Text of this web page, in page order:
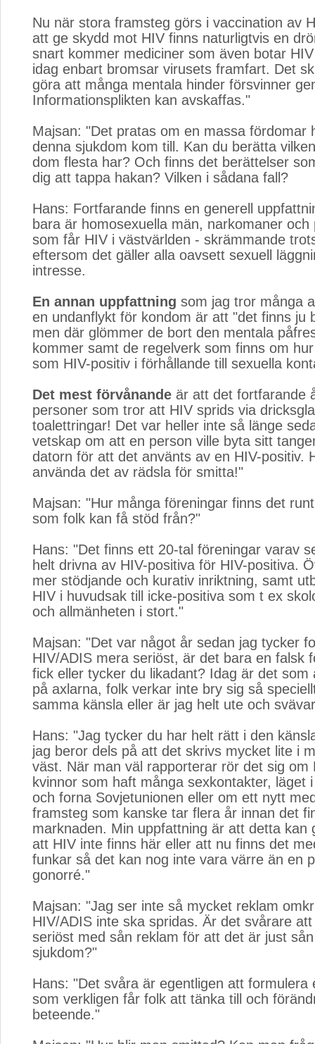
Nu när stora framsteg görs i vaccination av
att ge skydd mot HIV finns naturligtvis en
snart kommer mediciner som även botar
idag enbart bromsar virusets framfart. Det
göra att många mentala hinder försvinner
Informationsplikten kan avskaffas."
Majsan: "Det pratas om en massa fördomar
denna sjukdom kom till. Kan du berätta
dom flesta har? Och finns det berättelser
dig att tappa hakan? Vilken i sådana fall?
Hans: Fortfarande finns en generell
bara är homosexuella män, narkomaner och
som får HIV i västvärlden - skrämmande
eftersom det gäller alla oavsett sexuell
intresse.
En annan uppfattning som jag tror många
en undanflykt för kondom är att "det finns ju
men där glömmer de bort den mentala
kommer samt de regelverk som finns om
som HIV-positiv i förhållande till sexuella
Det mest förvånande är att det fortfarande
personer som tror att HIV sprids via
toalettringar! Det var heller inte så länge
vetskap om att en person ville byta sitt
datorn för att det använts av en HIV-positiv.
använda det av rädsla för smitta!"
Majsan: "Hur många föreningar finns det
som folk kan få stöd från?"
Hans: "Det finns ett 20-tal föreningar varav
helt drivna av HIV-positiva för HIV-positiva.
mer stödjande och kurativ inriktning, samt
HIV i huvudsak till icke-positiva som t ex
och allmänheten i stort."
Majsan: "Det var något år sedan jag tycker
HIV/ADIS mera seriöst, är det bara en falsk
fick eller tycker du likadant? Idag är det som
på axlarna, folk verkar inte bry sig så
samma känsla eller är jag helt ute och
Hans: "Jag tycker du har helt rätt i den
jag beror dels på att det skrivs mycket lite i
väst. När man väl rapporterar rör det sig om
kvinnor som haft många sexkontakter, läget
och forna Sovjetunionen eller om ett nytt
framsteg som kanske tar flera år innan det
marknaden. Min uppfattning är att detta kan
att HIV inte finns här eller att nu finns det
funkar så det kan nog inte vara värre än en
gonorré."
Majsan: "Jag ser inte så mycket reklam
HIV/ADIS inte ska spridas. Är det svårare
seriöst med sån reklam för att det är just
sjukdom?"
Hans: "Det svåra är egentligen att formulera
som verkligen får folk att tänka till och
beteende."